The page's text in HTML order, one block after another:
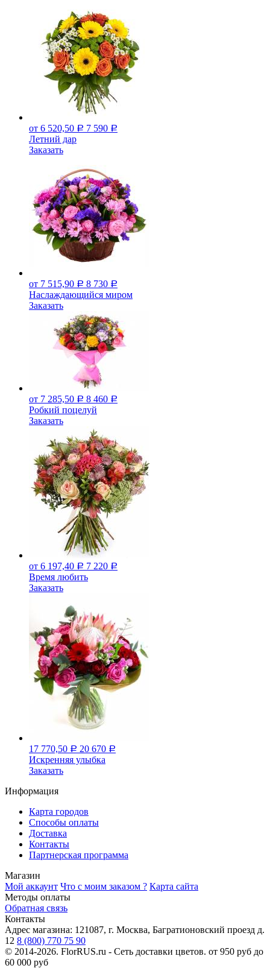
от 6 520,50 Р 7 590 Р
Летний дар
Заказать
от 7 515,90 Р 8 730 Р
Наслаждающийся миром
Заказать
от 7 285,50 Р 8 460 Р
Робкий поцелуй
Заказать
от 6 197,40 Р 7 220 Р
Время любить
Заказать
17 770,50 Р 20 670 Р
Искренняя улыбка
Заказать
Информация
Карта городов
Способы оплаты
Доставка
Контакты
Партнерская программа
Магазин
Мой аккаунт Что с моим заказом ? Карта сайта
Методы оплаты
Обратная связь
Контакты
Адрес магазина: 121087, г. Москва, Багратионовский проезд д.
12 8 (800) 770 75 90
© 2014-2026. FlorRUS.ru - Сеть доставки цветов. от 950 руб до
60 000 руб